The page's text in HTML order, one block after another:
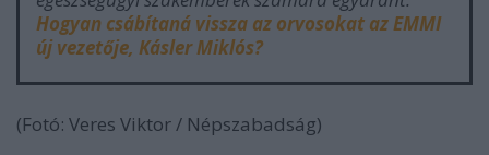
Hogyan csábítaná vissza az orvosokat az EMMI
új vezetője, Kásler Miklós?
(Fotó: Veres Viktor / Népszabadság)